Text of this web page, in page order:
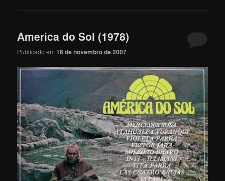
America do Sol (1978)
Publicado em16 de novembro de 2007